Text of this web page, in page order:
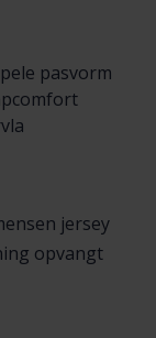
pasvorm
jersey
opvangt